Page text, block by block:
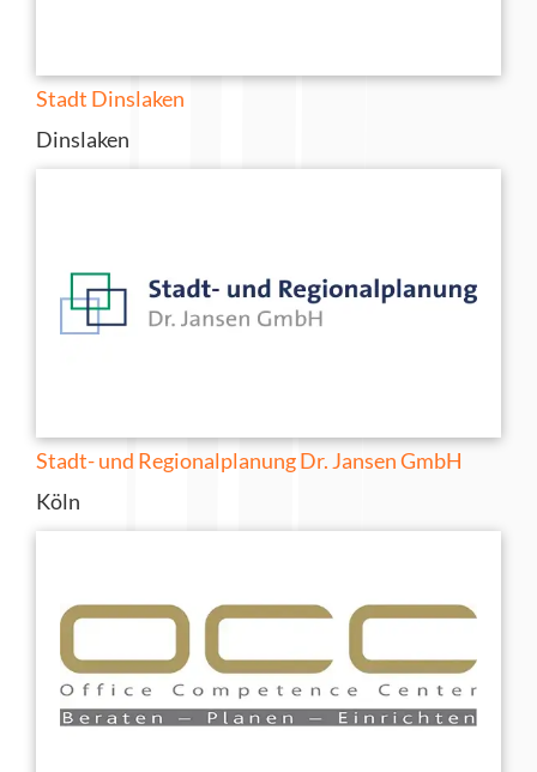
Stadt Dinslaken
Dinslaken
Stadt- und Regionalplanung Dr. Jansen GmbH
Köln